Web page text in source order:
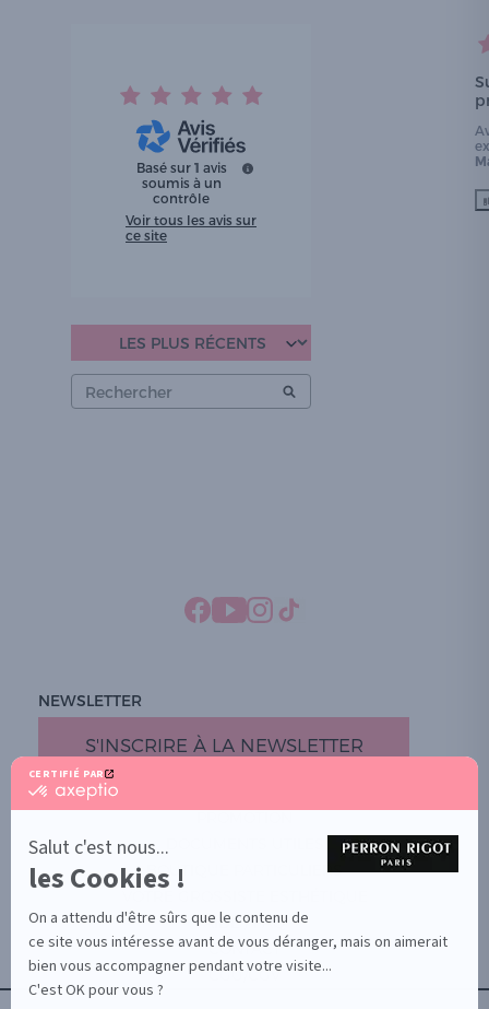
CERTIFIÉ PAR
certifié
En
savoir
plus
sur
Axeptio
Salut c'est nous...
les Cookies !
On a attendu d'être sûrs que le contenu de
ce site vous intéresse avant de vous déranger, mais on aimerait
bien vous accompagner pendant votre visite...
C'est OK pour vous ?
Basé sur 1 avis
soumis à un
contrôle
Voir tous les avis sur
ce site
NEWSLETTER
S'INSCRIRE À LA NEWSLETTER
BOUTIQUE PARTICULIERS
AIDE / FAQ
CONTACT
CGU/CGV